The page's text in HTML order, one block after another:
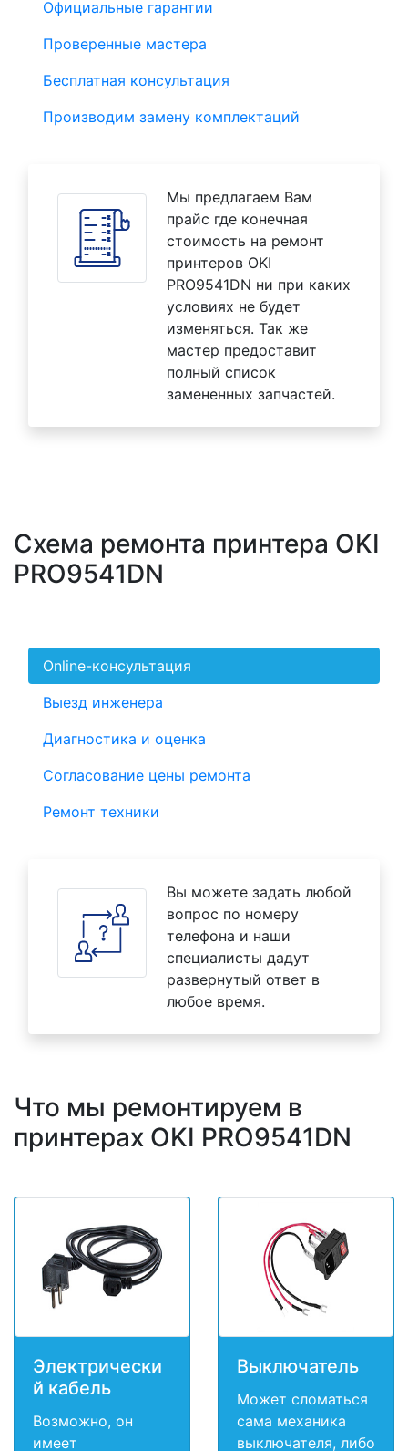
Официальные гарантии
Проверенные мастера
Бесплатная консультация
Производим замену комплектаций
Мы предлагаем Вам
прайс где конечная
стоимость на ремонт
принтеров OKI
PRO9541DN ни при каких
условиях не будет
изменяться. Так же
мастер предоставит
полный список
замененных запчастей.
Схема ремонта принтера OKI
PRO9541DN
Online-консультация
Выезд инженера
Диагностика и оценка
Согласование цены ремонта
Ремонт техники
Вы можете задать любой
вопрос по номеру
телефона и наши
специалисты дадут
развернутый ответ в
любое время.
Что мы ремонтируем в
принтерах OKI PRO9541DN
Электрически
й кабель
Возможно, он
имеет
Выключатель
Может сломаться
сама механика
выключателя, либо